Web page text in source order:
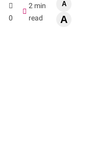
0
2 min
read
A
A